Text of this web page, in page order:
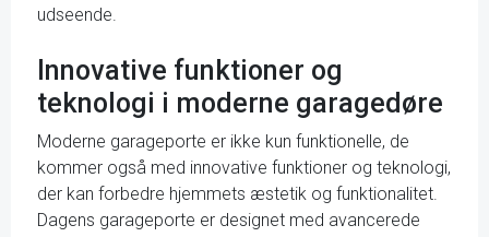
udseende.
Innovative funktioner og
teknologi i moderne garagedøre
Moderne garageporte er ikke kun funktionelle, de
kommer også med innovative funktioner og teknologi,
der kan forbedre hjemmets æstetik og funktionalitet.
Dagens garageporte er designet med avancerede